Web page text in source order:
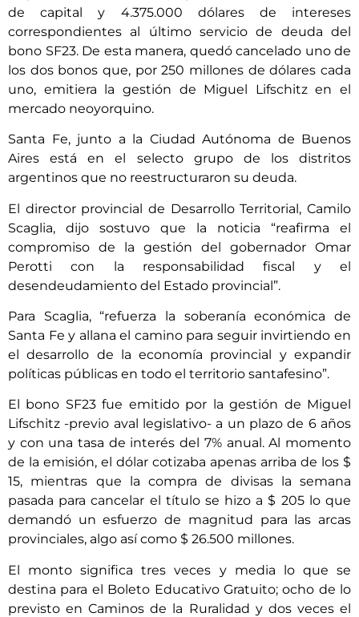
de capital y 4.375.000 dólares de intereses
correspondientes al último servicio de deuda del
bono SF23. De esta manera, quedó cancelado uno de
los dos bonos que, por 250 millones de dólares cada
uno, emitiera la gestión de Miguel Lifschitz en el
mercado neoyorquino.
Santa Fe, junto a la Ciudad Autónoma de Buenos
Aires está en el selecto grupo de los distritos
argentinos que no reestructuraron su deuda.
El director provincial de Desarrollo Territorial, Camilo
Scaglia, dijo sostuvo que la noticia “reafirma el
compromiso de la gestión del gobernador Omar
Perotti con la responsabilidad fiscal y el
desendeudamiento del Estado provincial”.
Para Scaglia, “refuerza la soberanía económica de
Santa Fe y allana el camino para seguir invirtiendo en
el desarrollo de la economía provincial y expandir
políticas públicas en todo el territorio santafesino”.
El bono SF23 fue emitido por la gestión de Miguel
Lifschitz -previo aval legislativo- a un plazo de 6 años
y con una tasa de interés del 7% anual. Al momento
de la emisión, el dólar cotizaba apenas arriba de los $
15, mientras que la compra de divisas la semana
pasada para cancelar el título se hizo a $ 205 lo que
demandó un esfuerzo de magnitud para las arcas
provinciales, algo así como $ 26.500 millones.
El monto significa tres veces y media lo que se
destina para el Boleto Educativo Gratuito; ocho de lo
previsto en Caminos de la Ruralidad y dos veces el